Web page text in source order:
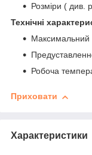
Розміри ( див.
Технічні
Максимальний
Робоча
Приховати
Характеристики